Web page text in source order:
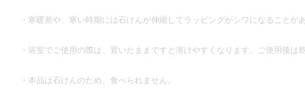
・寒暖差や、寒い時期には石けんが伸縮してラッピングがシワになることが
・浴室でご使用の際は、置いたままですと溶けやすくなります。ご使用後は
・本品は石けんのため、食べられません。